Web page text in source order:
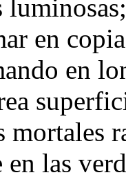
luminosas;
en
en
mortales
las